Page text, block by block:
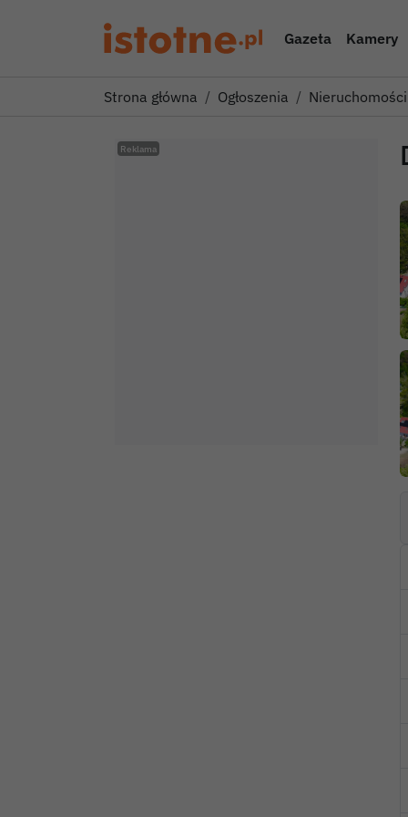
Gazeta Kamery
Strona główna Ogłoszenia Nieruchomości